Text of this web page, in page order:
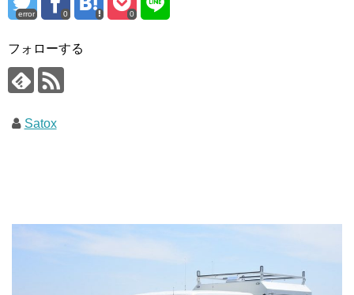
error 0 0
フォローする
Satox